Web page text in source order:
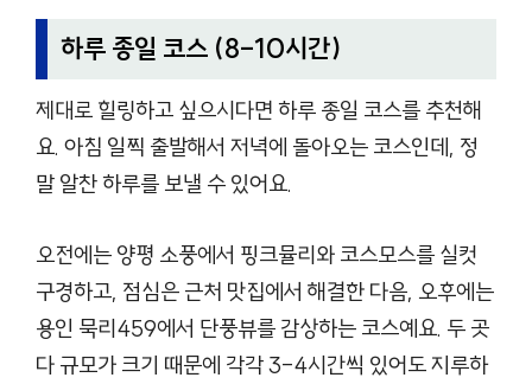
하루 종일 코스 (8-10시간)
제대로 힐링하고 싶으시다면 하루 종일 코스를 추천해
요. 아침 일찍 출발해서 저녁에 돌아오는 코스인데, 정
말 알찬 하루를 보낼 수 있어요.
오전에는 양평 소풍에서 핑크뮬리와 코스모스를 실컷
구경하고, 점심은 근처 맛집에서 해결한 다음, 오후에는
용인 묵리459에서 단풍뷰를 감상하는 코스예요. 두 곳
다 규모가 크기 때문에 각각 3-4시간씩 있어도 지루하